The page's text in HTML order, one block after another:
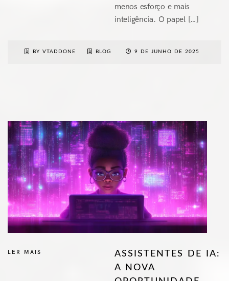
menos esforço e mais
inteligência. O papel […]
BY VTADDONE BLOG 9 DE JUNHO DE 2025
ASSISTENTES DE IA:
A NOVA
LER MAIS